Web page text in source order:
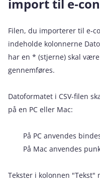
import til
Filen, du importerer til
indeholde kolonnerne
har en * (stjerne) skal
gennemføres.
Datoformatet i CSV-filen
på en PC eller Mac:
På PC anvendes
På Mac anvendes
Tekster i kolonnen "Tekst"